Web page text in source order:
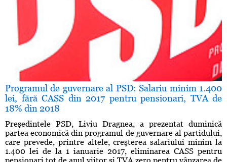
Programul de guvernare al PSD: Salariu minim 1.400
lei, fără CASS din 2017 pentru pensionari, TVA de
18% din 2018
Preşedintele PSD, Liviu Dragnea, a prezentat duminică
partea economică din programul de guvernare al partidului,
care prevede, printre altele, creşterea salariului minim la
1.400 lei de la 1 ianuarie 2017, eliminarea CASS pentru